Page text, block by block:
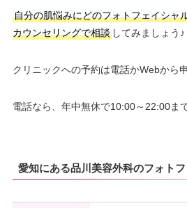
自分の肌悩みにどのフォトフェイシャ
カウンセリングで相談してみましょう♪
クリニックへの予約は電話かWebから
電話なら、年中無休で10:00～22:00ま
愛知にある品川美容外科のフォト